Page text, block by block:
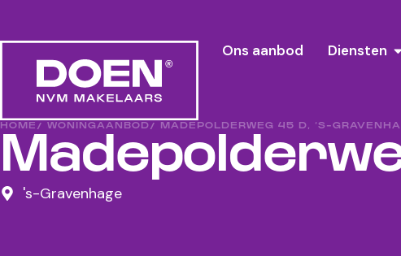
Ons aanbod Diensten
HOME / WONINGAANBOD / MADEPOLDERWEG 45 D, ‘S-
's-Gravenhage